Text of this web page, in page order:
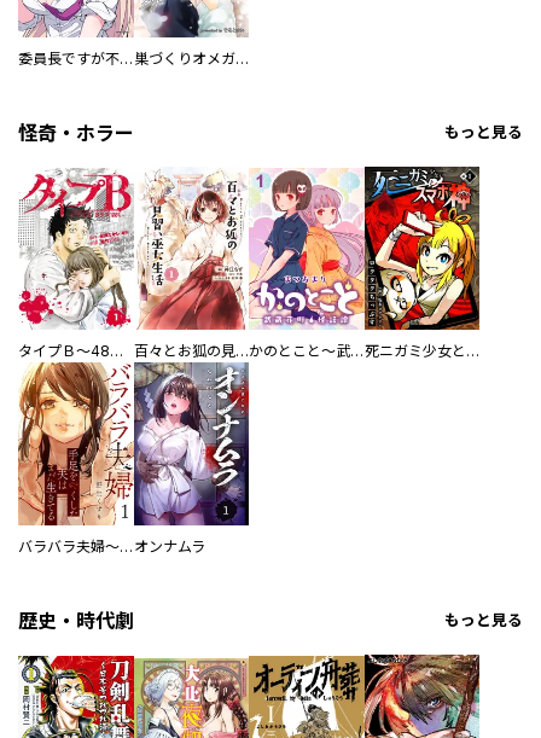
委員長ですが不良になるほど恋してます！ 巣づくりオメガバース
怪奇・ホラー もっと見る
タイプＢ～48時間後、致死率100％～【単話】 百々とお狐の見習い巫女生活【単行本版】 かのとこと～武蔵花町怪話譚～ 【連載版】 死ニガミ少女とスマホ神
バラバラ夫婦～手足をなくした夫はまだ生きてる オンナムラ
歴史・時代劇 もっと見る